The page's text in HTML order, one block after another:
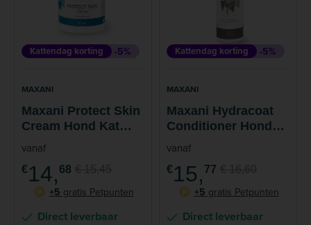
Kattendag korting -5%
MAXANI
Maxani Protect Skin
Cream Hond Kat
Paard 30 ml
vanaf
€14, 68
P
+5 gratis Petpunten
Direct leverbaar
Kattendag korting -5%
MAXANI
Maxani Hydracoat
Conditioner Hond
Kat 200 ml
vanaf
€15, 77
P
+5 gratis Petpunten
Direct leverbaar